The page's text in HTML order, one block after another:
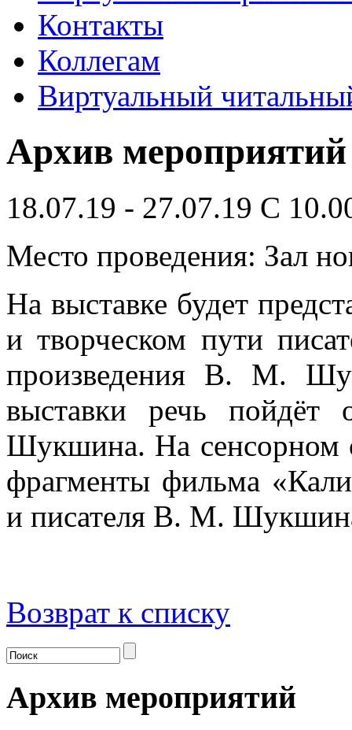
Контакты
Коллегам
Виртуальный
Архив мероприятий
18.07.19 - 27.07.19 С
Место проведения: Зал
На выставке будет
и творческом пути
произведения В. М.
выставки речь пойдёт
Шукшина. На сенсорном
фрагменты фильма
и писателя В. М.
Возврат к списку
Архив мероприятий